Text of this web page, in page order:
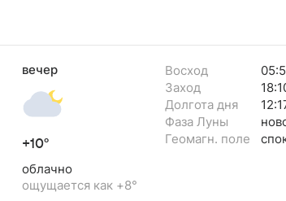
вечер
+10°
облачно
ощущается как +8°
Восход
Заход
Долгота дня
Фаза Луны
Геомагн. поле